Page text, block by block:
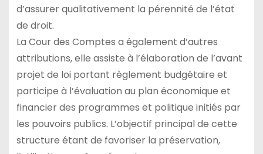
d’assurer qualitativement la pérennité de l’état
de droit.
La Cour des Comptes a également d’autres
attributions, elle assiste à l’élaboration de l’avant
projet de loi portant règlement budgétaire et
participe à l’évaluation au plan économique et
financier des programmes et politique initiés par
les pouvoirs publics. L’objectif principal de cette
structure étant de favoriser la préservation,